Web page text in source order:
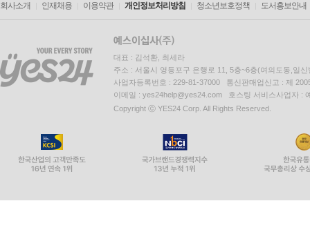
회사소개 인재채용 이용약관 개인정보처리방침 청소년보호정책 도서홍보안내
대표 : 김석환, 최세라
주소 : 서울시 영등포구 은행로 11, 5층~6층(여의도동,일신
사업자등록번호 : 229-81-37000 통신판매업신고 : 제
이메일 : yes24help@yes24.com 호스팅 서비스사업자 :
Copyright ⓒ YES24 Corp. All Rights Reserved.